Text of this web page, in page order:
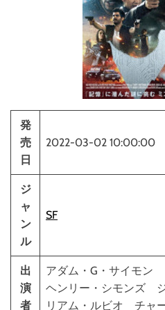
発
売
日
2022-03-02 10:00:00
ジ
ャ
ン
ル
SF
出
演
者
アダム・G・サイモン
ヘンリー・シモンズ
リアム・ルビオ チャ